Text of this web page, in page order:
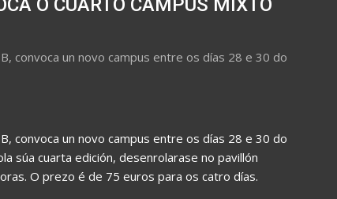
O CUARTO CAMPUS MIXTO
convoca un novo campus entre os días 28 e 30 do
convoca un novo campus entre os días 28 e 30 do
súa cuarta edición, desenrolarase no pavillón
O prezo é de 75 euros para os catro días.